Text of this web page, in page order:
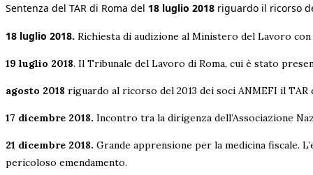
Sentenza del TAR di Roma del 18 luglio 2018 riguardo il ricorso
18 luglio 2018. Richiesta di audizione al Ministero del Lavoro
19 luglio 2018. Il Tribunale del Lavoro di Roma, cui è stato
agosto 2018 riguardo al ricorso del 2013 dei soci ANMEFI il
17 dicembre 2018. Incontro tra la dirigenza dell’Associazione
21 dicembre 2018. Grande apprensione per la medicina fiscale.
pericoloso emendamento.